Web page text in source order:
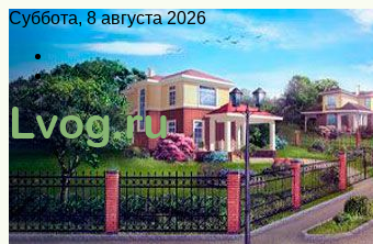
Суббота, 8 августа 2026
Войти
Switch
skin